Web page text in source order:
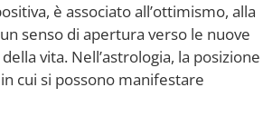
è associato all’ottimismo, alla
senso di apertura verso le nuove
vita. Nell’astrologia, la posizione
cui si possono manifestare